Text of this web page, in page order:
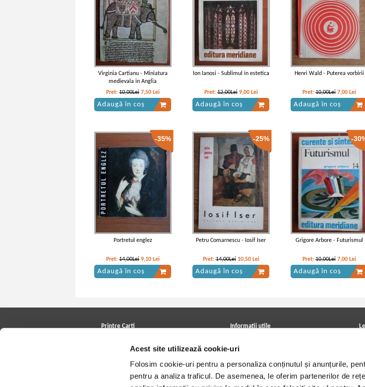
Acest site utilizează cookie-uri
Folosim cookie-uri pentru a personaliza conținutul și anunțurile,
pentru a analiza traficul. De asemenea, le oferim partenerilor de
Virginia Cartianu - Miniatura
medievala in Anglia
Pret: 10,00Lei 7,50 Lei
Adaugă în coș
Ion Ianosi - Sublimul in estetica
Pret:12,00Lei 9,00 Lei
Adaugă în coș
Henri Wald - Puterea vorbirii
Pret:10,00Lei 7,00 Lei
Adaugă în coș
-35%
Portretul englez
Pret: 14,00Lei 9,10 Lei
Adaugă în coș
-25%
Petru Comarnescu - Iosif Iser
Pret:14,00Lei 10,50 Lei
Adaugă în coș
-
Grigore Arbore - Futurismul
Pret:10,00Lei 7,00 Lei
Adaugă în coș
Printre Carti
Cele mai căutate cărți
Informatii utile
Achizitii viniluri, casete, CD/DVD
Cum cumpar?
Politica de livrare
Retur comenzi